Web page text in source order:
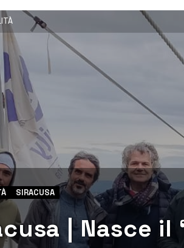
SIRACUSA
| Nasce